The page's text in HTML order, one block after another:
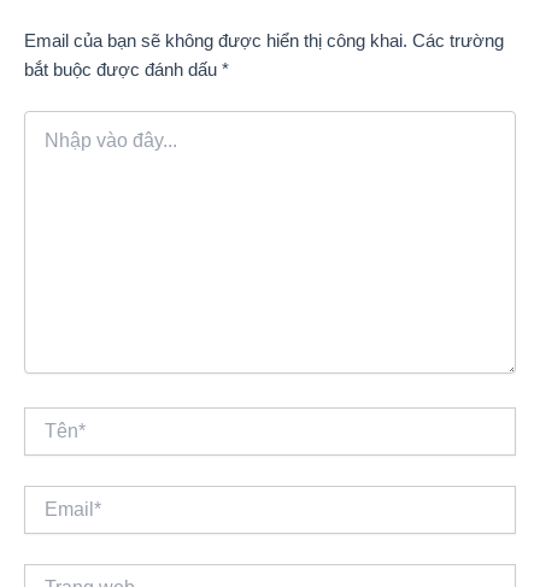
Email của bạn sẽ không được hiển thị công khai. Các trường
bắt buộc được đánh dấu *
Nhập
vào
Tên*